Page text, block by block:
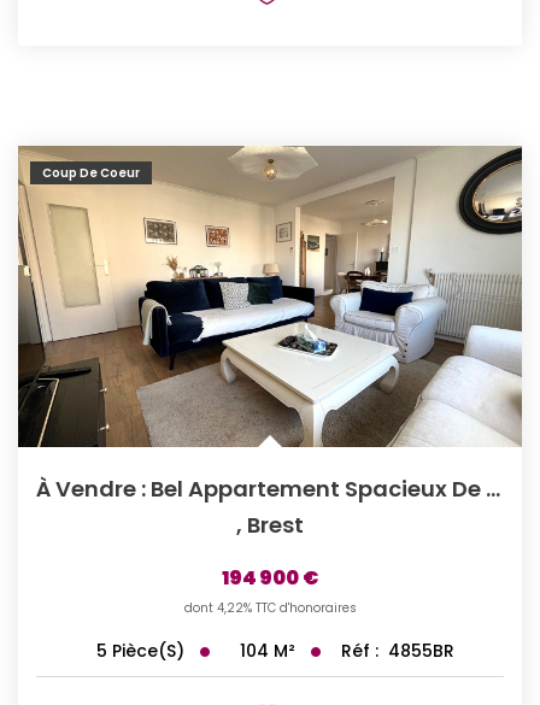
Coup De Coeur
À Vendre : Bel Appartement Spacieux De 5 Pièces À Brest,...
, Brest
194 900 €
dont 4,22% TTC d'honoraires
5 Pièce(s) 104 M² Réf : 4855BR